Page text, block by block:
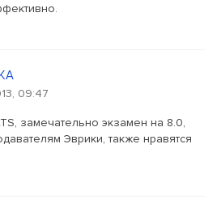
09:47
замечательно экзамен на 8.0,
Эврики, также нравятся